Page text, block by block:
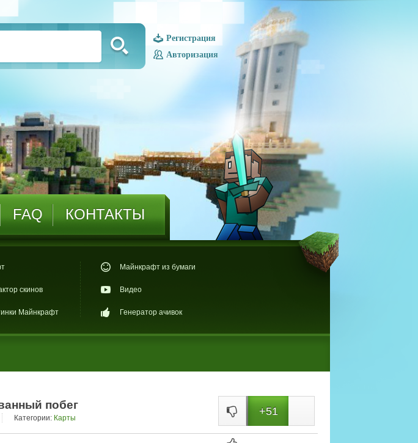
Регистрация
Авторизация
FAQ КОНТАКТЫ
скинов
Майнкрафт
Майнкрафт из бумаги
Видео
Генератор ачивок
побег
Категории: Карты
+51